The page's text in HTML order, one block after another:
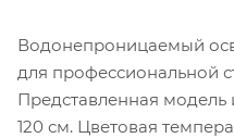
Водонепроницаемый
для профессиональной
Представленная
120 см. Цветовая